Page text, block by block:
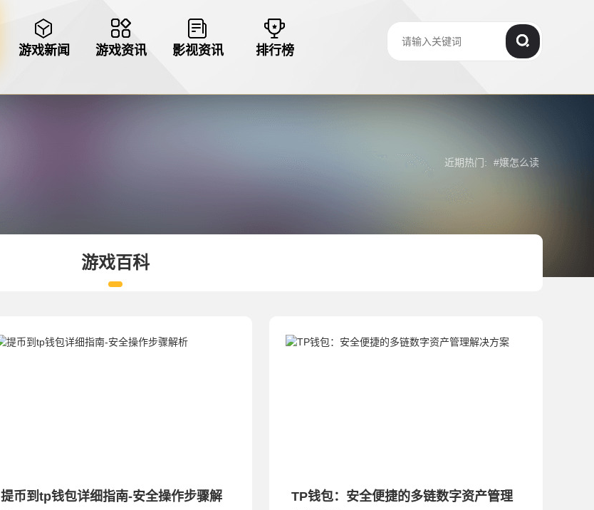
游戏新闻 游戏资讯 影视资讯 排行榜
近期热门: #嬢怎么读
游戏百科
提币到tp钱包详细指南-安全操作步骤解
TP钱包：安全便捷的多链数字资产管理